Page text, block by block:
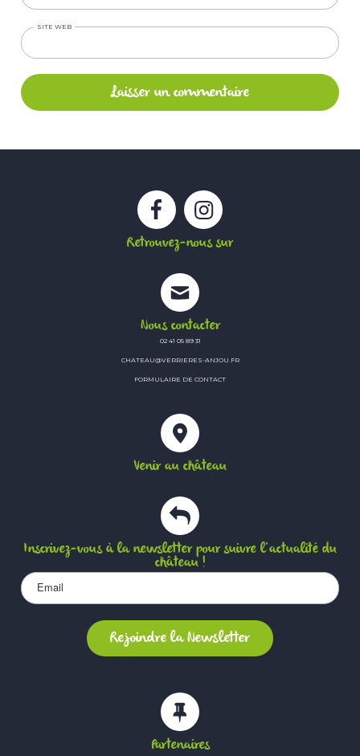
SITE WEB
Retrouvez-nous sur
FacebookInstagram
Nous contacter
02 41 05 89 31
CHATEAU@VERRIERES-ANJOU.FR
FORMULAIRE DE CONTACT
Venir au château
Inscrivez-vous à la newsletter pour suivre l’actualité du
château !
Partenaires